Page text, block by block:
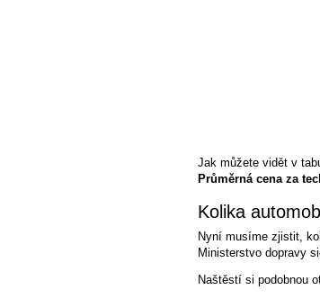
Jak můžete vidět v
Průměrná cena za
Kolika
Nyní musíme zjistit,
Ministerstvo dopravy
Naštěstí si podobnou